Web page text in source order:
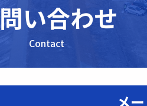
お問い合わせ
Contact
メ